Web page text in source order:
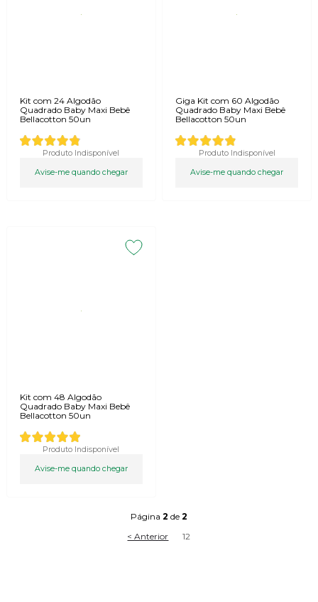
Kit com 24 Algodão
Quadrado Baby Maxi Bebê
Bellacotton 50un
Produto Indisponível
Avise-me quando chegar
Giga Kit com 60 Algodão
Quadrado Baby Maxi Bebê
Bellacotton 50un
Produto Indisponível
Avise-me quando chegar
Kit com 48 Algodão
Quadrado Baby Maxi Bebê
Bellacotton 50un
Produto Indisponível
Avise-me quando chegar
Página 2 de 2
< Anterior
12